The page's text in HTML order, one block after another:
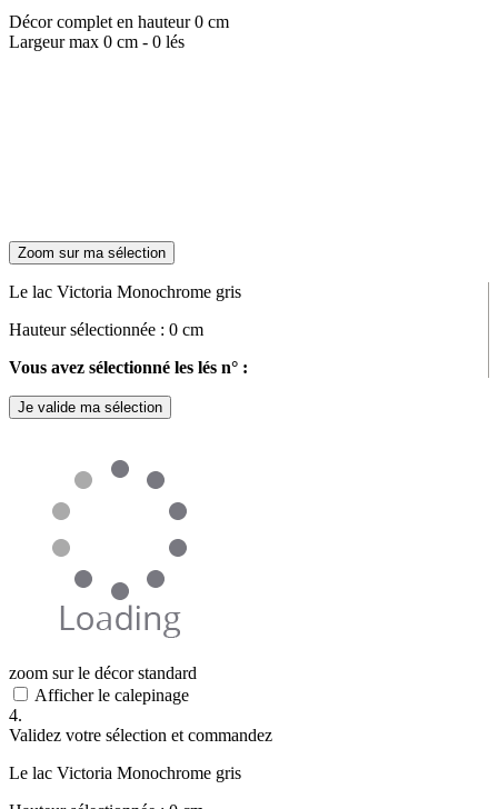
Décor complet en hauteur0 cm
Largeur max 0 cm - 0 lés
Zoom sur ma sélection
Le lac Victoria Monochrome gris
Hauteur sélectionnée : 0 cm
Vous avez sélectionné les lés n° :
Je valide ma sélection
zoom sur le décor standard
Afficher le calepinage
4.
Validez votre sélection et commandez
Le lac Victoria Monochrome gris